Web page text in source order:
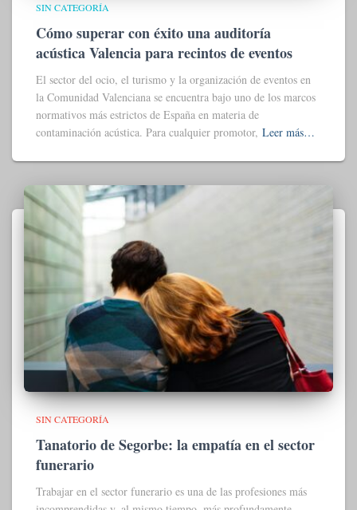
SIN CATEGORÍA
Cómo superar con éxito una auditoría
acústica Valencia para recintos de eventos
El sector del ocio, el turismo y la organización de eventos en
la Comunidad Valenciana se encuentra bajo uno de los marcos
normativos más estrictos de España en materia de
contaminación acústica. Para cualquier promotor, Leer más…
SIN CATEGORÍA
Tanatorio de Segorbe: la empatía en el sector
funerario
Trabajar en el sector funerario es una de las profesiones más